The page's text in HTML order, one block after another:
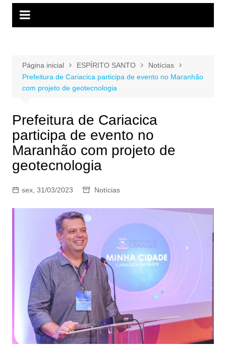
Página inicial ESPÍRITO SANTO
Notícias
Prefeitura de Cariacica participa de evento no Maranhão
com projeto de geotecnologia
Prefeitura de Cariacica
participa de evento no
Maranhão com projeto de
geotecnologia
sex, 31/03/2023 Notícias